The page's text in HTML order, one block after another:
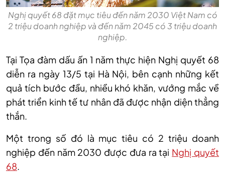
Nghị quyết 68 đặt mục tiêu đến năm 2030 Việt Nam có
2 triệu doanh nghiệp và đến năm 2045 có 3 triệu doanh
nghiệp.
Tại Tọa đàm dấu ấn 1 năm thực hiện Nghị quyết 68
diễn ra ngày 13/5 tại Hà Nội, bên cạnh những kết
quả tích bước đầu, nhiều khó khăn, vướng mắc về
phát triển kinh tế tư nhân đã được nhận diện thẳng
thắn.
Một trong số đó là mục tiêu có 2 triệu doanh
nghiệp đến năm 2030 được đưa ra tại Nghị quyết
68.